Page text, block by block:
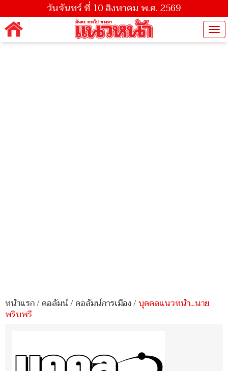
วันจันทร์ ที่ 10 สิงหาคม พ.ศ. 2569
หน้าแรก/คอลัมน์/คอลัมน์การเมือง/บุคคลแนวหน้า...นาย
พริบพรี